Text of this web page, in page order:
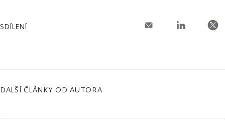
SDÍLENÍ
DALŠÍ ČLÁNKY OD AUTORA